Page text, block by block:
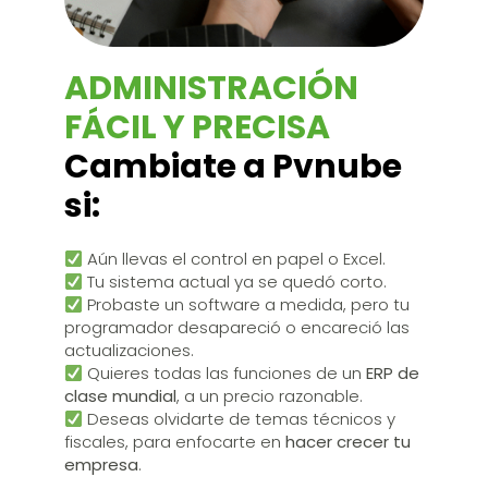
ADMINISTRACIÓN
FÁCIL Y PRECISA
Cambiate a Pvnube
si:
Aún llevas el control en papel o Excel.
Tu sistema actual ya se quedó corto.
Probaste un software a medida, pero tu
programador desapareció o encareció las
actualizaciones.
Quieres todas las funciones de unERP de
clase mundial, a un precio razonable.
Deseas olvidarte de temas técnicos y
fiscales, para enfocarte en hacer crecer tu
empresa.